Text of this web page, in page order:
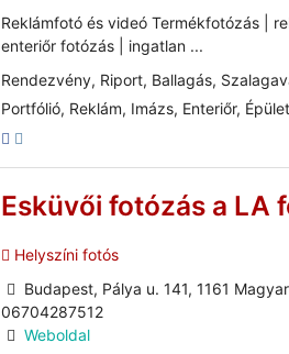
Reklámfotó és videó Termékfotózás |
enteriőr fotózás | ingatlan ...
Rendezvény, Riport, Ballagás,
Portfólió, Reklám, Imázs, Enteriőr,
Esküvői fotózás a LA
Helyszíni fotós
Budapest, Pálya u. 141, 1161
06704287512
Weboldal